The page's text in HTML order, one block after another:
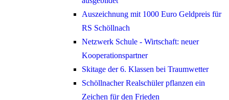
Auszeichnung mit 1000 Euro Geldpreis für
RS Schöllnach
Netzwerk Schule - Wirtschaft: neuer
Kooperationspartner
Skitage der 6. Klassen bei Traumwetter
Schöllnacher Realschüler pflanzen ein
Zeichen für den Frieden